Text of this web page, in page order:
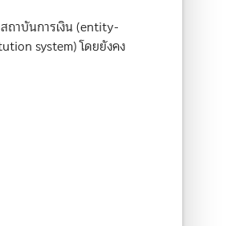
ถาบันการเงิน (entity-
system) โดยยังคง